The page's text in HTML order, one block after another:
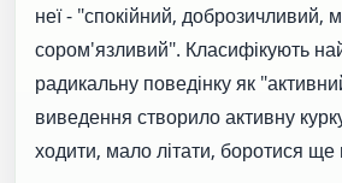
неї - "спокійний, доброзичливий,
сором'язливий". Класифікують
радикальну поведінку як
виведення створило активну
ходити, мало літати, боротися